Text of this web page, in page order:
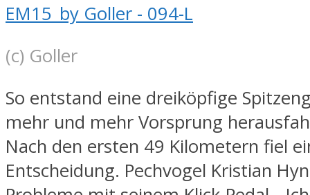
(c) Goller
So entstand eine dreiköpfige
mehr und mehr Vorsprung
Nach den ersten 49 Kilometern fiel
Entscheidung. Pechvogel Kristian